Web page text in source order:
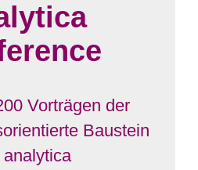
Vorträgen der
Baustein
analytica